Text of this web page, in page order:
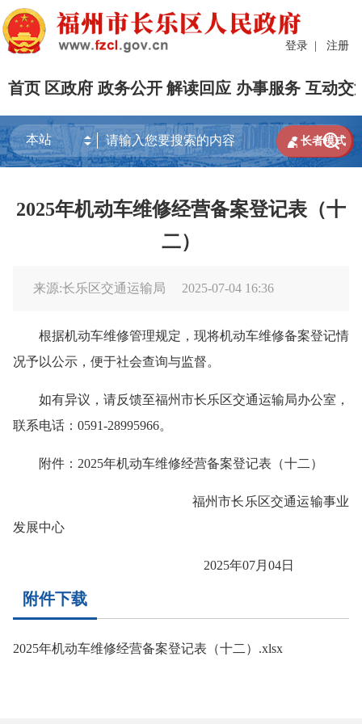
登录 | 注册
首页 区政府 政务公开 解读回应 办事服务 互动交

 长者模式
2025年机动车维修经营备案登记表（十
二）
来源:长乐区交通运输局 2025-07-04 16:36
根据机动车维修管理规定，现将机动车维修备案登记情
况予以公示，便于社会查询与监督。
如有异议，请反馈至福州市长乐区交通运输局办公室，
联系电话：0591-28995966。
附件：2025年机动车维修经营备案登记表（十二）
福州市长乐区交通运输事业
发展中心
2025年07月04日
附件下载
2025年机动车维修经营备案登记表（十二）.xlsx